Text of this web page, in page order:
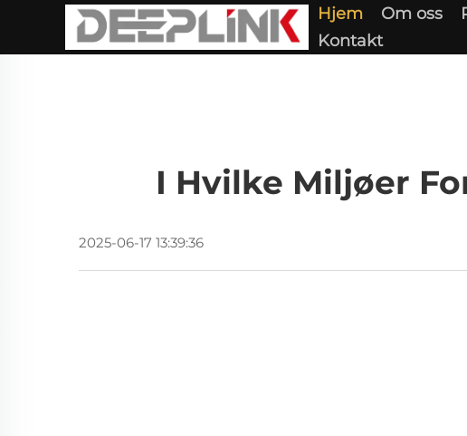
Hjem Om oss
Kontakt
I Hvilke Miljøer
2025-06-17 13:39:36